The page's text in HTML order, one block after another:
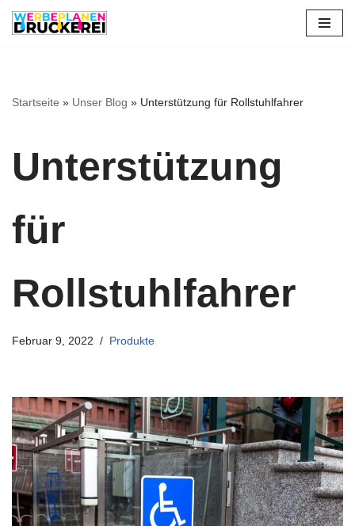
Startseite » Unser Blog » Unterstützung für Rollstuhlfahrer
Unterstützung
für
Rollstuhlfahrer
Februar 9, 2022 Produkte